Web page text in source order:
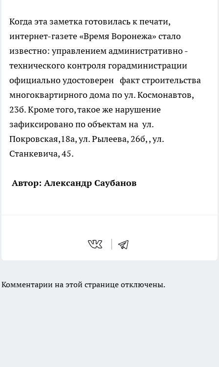
Когда эта заметка готовилась к печати,
интернет-газете «Время Воронежа» стало
известно: управлением административно -
технического контроля горадминистрации
официально удостоверен факт строительства
многоквартирного дома по ул. Космонавтов,
23б. Кроме того, такое же нарушение
зафиксировано по объектам на ул.
Покровская,18а, ул. Рылеева, 26б, , ул.
Станкевича, 45.
Автор: Александр Саубанов
Комментарии на этой странице отключены.